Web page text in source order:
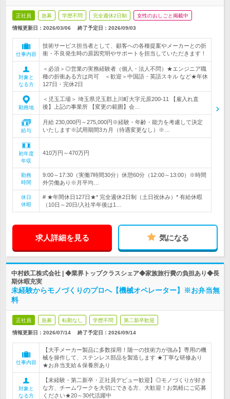
正社員 急募 学歴不問 完全週休2日制 女性のおしごと掲載中
情報更新日：2026/03/06 終了予定日： 2026/09/03
仕事内容
技術サービス担当者として、顧客への各種提案やメーカーとの折
衝・不良発生時の原因究明やサポートを担当していただきます！
対象と
なる方
＜必須＞◎営業の実務経験者（個人・法人不問）★エンジニア職
種の折衝ある方は尚可 ＜歓迎＞中国語・英語スキル など★年休
127日・完休2日
勤務地
＜児玉工場＞ 埼玉県児玉郡上川町大字元原200-11 【雇入れ直
後】上記の事業所 【変更の範囲】会…
給与
月給 230,000円～275,000円※経験・年齢・能力を考慮して決定
いたします※試用期間3カ月（待遇変更なし）※…
初年度
年収
410万円～470万円
勤務
時間
9:00～17:30（実働7時間30分）休憩60分（12:00～13:00）※時間
外労働あり※月平均…
休日
休暇
# ★年間休日127日★* 完全週休2日制（土日祝休み）* 有給休暇
（10日～20日/入社半年後は1…
求人詳細を見る 気になる
中村鉄工株式会社 | ◆業界トップクラスシェア◆家族旅行費の負担あり◆長
期休暇充実
未経験からモノづくりのプロへ【機械オペレーター】※お弁当無
料
正社員 急募 転勤なし 学歴不問 第二新卒歓迎
情報更新日：2026/07/14 終了予定日： 2026/09/14
仕事内容
【大手メーカー製品に多数採用！随一の技術力が強み】専用の機
械を操作して、ステンレス部品を製造します ★丁寧な研修あり
★お弁当支給＆保養所あり
対象と
なる方
【未経験・第二新卒・正社員デビュー歓迎】◎モノづくりが好き
な方、チームワークを大切にできる方、大歓迎！お気軽にご応募
ください★20～30代活躍中